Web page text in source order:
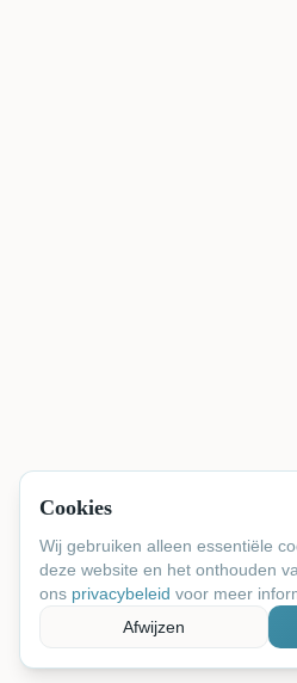
Cookies
Wij gebruiken alleen essentiële
deze website en het onthouden
ons privacybeleid voor meer
Afwijzen